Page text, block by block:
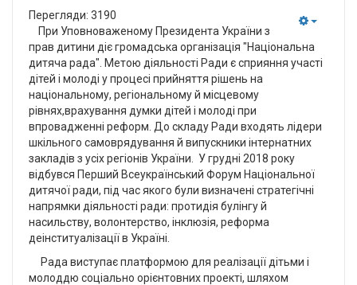
Перегляди: 3190
При Уповноваженому Президента України з
прав дитини діє громадська організація "Національна
дитяча рада". Метою діяльності Ради є сприяння участі
дітей і молоді у процесі прийняття рішень на
національному, регіональному й місцевому
рівнях,врахування думки дітей і молоді при
впровадженні реформ. До складу Ради входять лідери
шкільного самоврядування й випускники інтернатних
закладів з усіх регіонів України. У грудні 2018 року
відбувся Перший Всеукраїнський Форум Національної
дитячої ради, під час якого були визначені стратегічні
напрямки діяльності ради: протидія булінгу й
насильству, волонтерство, інклюзія, реформа
деінституалізації в Україні.
Рада виступає платформою для реалізації дітьми і
молоддю соціально орієнтовних проекті, шляхом